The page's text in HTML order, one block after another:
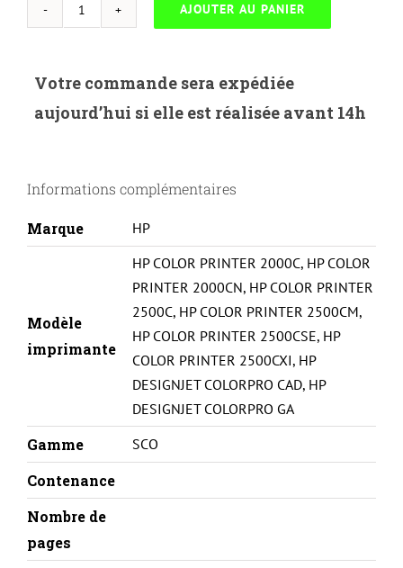
quantité
H-
10M-
M-
AJOUTER AU PANIER
Votre commande sera expédiée
aujourd’hui si elle est réalisée avant 14h
Informations complémentaires
Marque HP
Modèle
imprimante
HP COLOR PRINTER 2000C, HP COLOR
PRINTER 2000CN, HP COLOR PRINTER
2500C, HP COLOR PRINTER 2500CM,
HP COLOR PRINTER 2500CSE, HP
COLOR PRINTER 2500CXI, HP
DESIGNJET COLORPRO CAD, HP
DESIGNJET COLORPRO GA
Gamme SCO
Contenance
Nombre de
pages